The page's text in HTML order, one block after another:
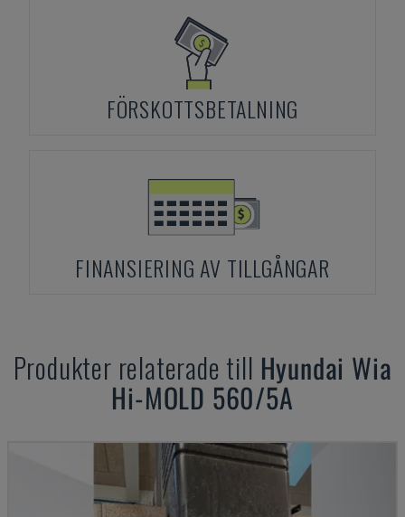
FÖRSKOTTSBETALNING
FINANSIERING AV TILLGÅNGAR
Produkter relaterade till Hyundai Wia
Hi-MOLD 560/5A